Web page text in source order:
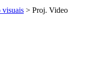
> Proj. Video